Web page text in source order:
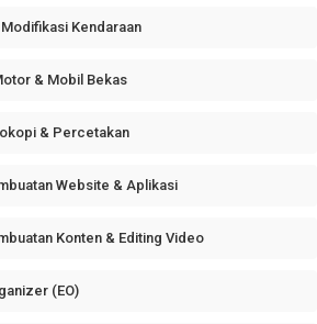
Kendaraan
& Mobil Bekas
& Percetakan
Website & Aplikasi
Konten & Editing Video
(EO)